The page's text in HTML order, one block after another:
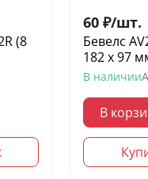
(8
60 ₽/шт.
Бевелс
182 х 97
В наличии
В